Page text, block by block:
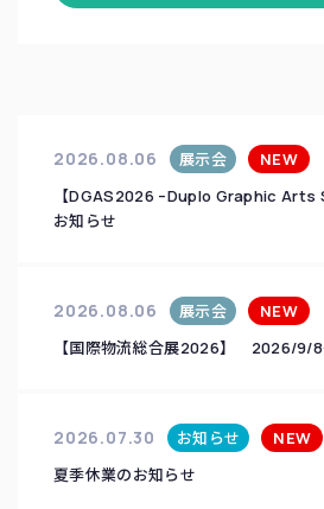
2026.08.06 展示会
NEW
【DGAS2026 –Duplo Graphic Arts
お知らせ
2026.08.06 展示会
NEW
【国際物流総合展2026】 2026/9/
2026.07.30 お知らせ
NEW
夏季休業のお知らせ